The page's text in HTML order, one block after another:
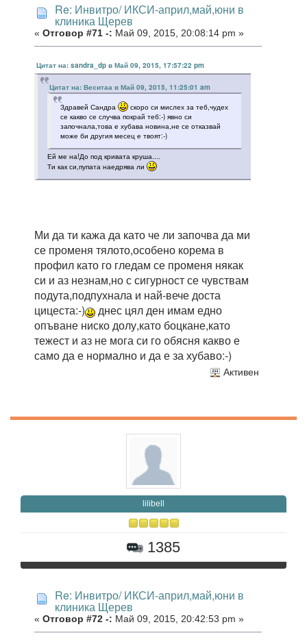
Re: Инвитро/ ИКСИ-април,май,юни в
клиника Щерев
« Отговор #71 -: Май 09, 2015, 20:08:14 pm »
Цитат на: sandra_dp в Май 09, 2015, 17:57:22 pm
Цитат на: Веситаа в Май 09, 2015, 11:25:01 am
Здравей Сандра
скоро си мислех за теб,чудех
се какво се случва покрай теб:-) явно си
започнала,това е хубава новина,не се отказвай
може би другия месец е твоят:-)
Ей ме на!До под кривата круша....
Ти как си,пупата наедрява ли
Ми да ти кажа да като че ли започва да ми
се променя тялото,особено корема в
профил като го гледам се променя някак
си и аз незнам,но с сигурност се чувствам
подута,подпухнала и най-вече доста
цицеста:-)
днес цял ден имам едно
опъване ниско долу,като боцкане,като
тежест и аз не мога си го обясня какво е
само да е нормално и да е за хубаво:-)
Активен
lilibell
1385
Re: Инвитро/ ИКСИ-април,май,юни в
клиника Щерев
« Отговор #72 -: Май 09, 2015, 20:42:53 pm »